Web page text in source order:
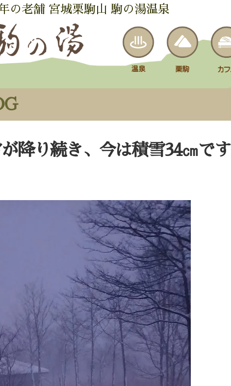
の老舗 宮城栗駒山 駒の湯温泉
降り続き、今は積雪34㎝です